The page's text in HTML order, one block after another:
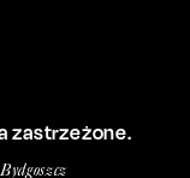
zastrzeżone.